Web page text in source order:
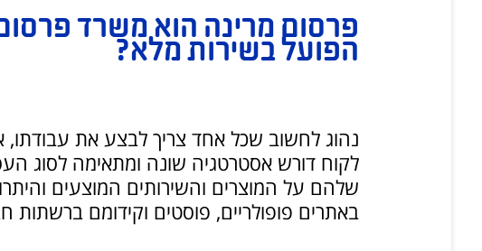
פרסום מרינה הוא משרד
הפועל בשירות מלא?
נהוג לחשוב שכל אחד צריך לבצע את עבודתו,
לקוח דורש אסטרטגיה שונה ומתאימה לסוג
שלהם על המוצרים והשירותים המוצעים
באתרים פופולריים, פוסטים וקידומם ברשתות